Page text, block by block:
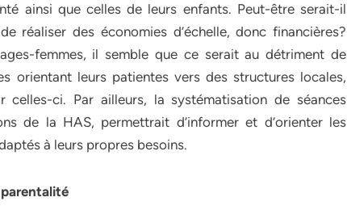
ainsi que celles de leurs enfants. Peut-être serait-il
réaliser des économies d’échelle, donc financières?
femmes, il semble que ce serait au détriment de
orientant leurs patientes vers des structures locales,
ci. Par ailleurs, la systématisation de séances
de la HAS, permettrait d’informer et d’orienter les
à leurs propres besoins.